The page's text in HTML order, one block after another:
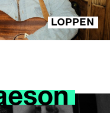
LOPPEN